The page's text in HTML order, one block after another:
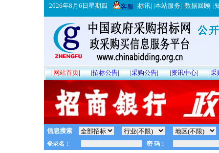
2026年8月6日星期四 客服 |标讯| |本站服务| |数据回顾| |
|网站首页| |招标公告| |采购公告| |资讯中心| |采
信息搜索